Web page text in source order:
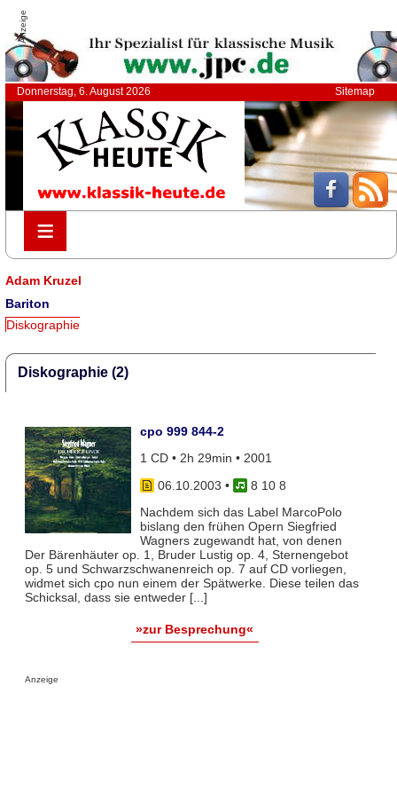
Anzeige
Donnerstag, 6. August 2026 Sitemap
≡
≡
Adam Kruzel
Bariton
Diskographie
Diskographie (2)
cpo 999 844-2
1 CD • 2h 29min • 2001
06.10.2003 •
8 10 8
Nachdem sich das Label MarcoPolo
bislang den frühen Opern Siegfried
Wagners zugewandt hat, von denen
Der Bärenhäuter op. 1, Bruder Lustig op. 4, Sternengebot
op. 5 und Schwarzschwanenreich op. 7 auf CD vorliegen,
widmet sich cpo nun einem der Spätwerke. Diese teilen das
Schicksal, dass sie entweder [...]
»zur Besprechung«
Anzeige